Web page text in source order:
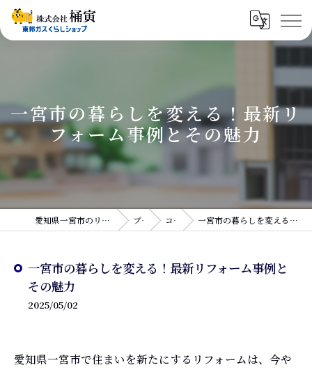
一宮市の暮らしを変える！最新リ
フォーム事例とその魅力
愛知県一宮市のリフォームなら株式会社桶寅 ブログ コラム 一宮市の暮らしを変える！最新リフォーム事例とその魅力
一宮市の暮らしを変える！最新リフォーム事例と
その魅力
2025/05/02
愛知県一宮市で住まいを新たにするリフォームは、今や